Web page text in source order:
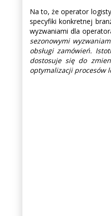
Na to, że operator
specyfiki konkretnej
wyzwaniami dla
sezonowymi
obsługi zamówień.
dostosuje się do
optymalizacji procesów